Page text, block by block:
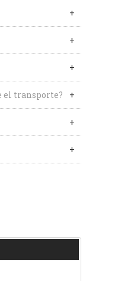
el transporte?